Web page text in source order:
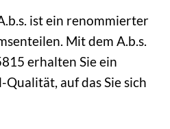
ist ein renommierter
Mit dem A.b.s.
erhalten Sie ein
auf das Sie sich